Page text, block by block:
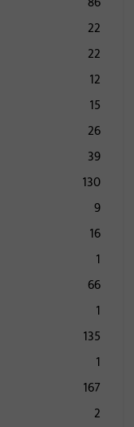
22
22
12
15
26
39
130
9
16
1
66
1
135
1
167
2